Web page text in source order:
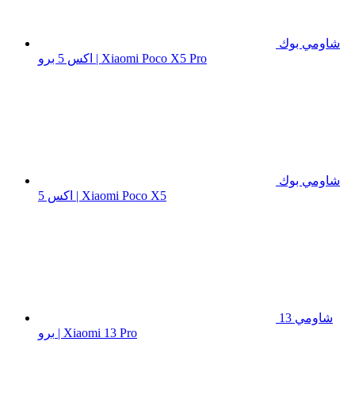
شاومي بوك
اكس 5 برو | Xiaomi Poco X5 Pro
شاومي بوك
اكس 5 | Xiaomi Poco X5
شاومي 13
برو | Xiaomi 13 Pro